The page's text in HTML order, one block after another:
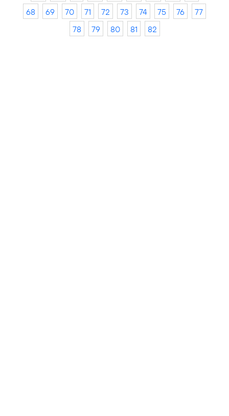
68
69 70 71 72 73 74 75 76
77
78
79 80 81 82